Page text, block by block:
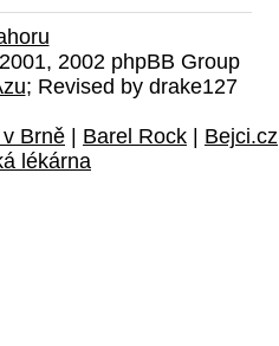
2002 phpBB Group
; Revised by drake127
Brně | Barel Rock | Bejci.cz
lékárna